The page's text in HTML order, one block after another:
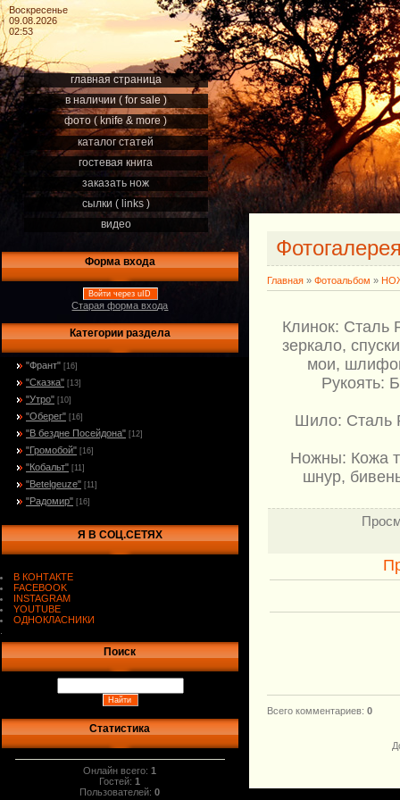
Воскресенье
09.08.2026
02:53
главная страница
в наличии ( for sale )
фото ( knife & more )
каталог статей
гостевая книга
заказать нож
сылки ( links )
видео
Форма входа
Войти через uID
Старая форма входа
Категории раздела
"Франт" [16]
"Сказка" [13]
"Утро" [10]
"Оберег" [16]
"В бездне Посейдона" [12]
"Громобой" [16]
"Кобальт" [11]
"Betelgeuze" [11]
"Радомир" [16]
Я В СОЦ.СЕТЯХ
В КОНТАКТЕ
FACEBOOK
INSTAGRAM
YOUTUBE
ОДНОКЛАСНИКИ
Поиск
Статистика
Онлайн всего:1
Гостей:1
Пользователей:0
Главная » Фотоальбом »
Клинок: Сталь
зеркало,
мои,
Рукоять:
Шило: Сталь
Ножны: Кожа
шнур,
Всего комментариев: 0